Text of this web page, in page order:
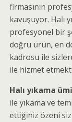
firmasının
kavuşuyor. Halı
profesyonel bir
doğru ürün, en
kadrosu ile
ile hizmet
Halı yıkama
ile yıkama ve
ettiğiniz özeni